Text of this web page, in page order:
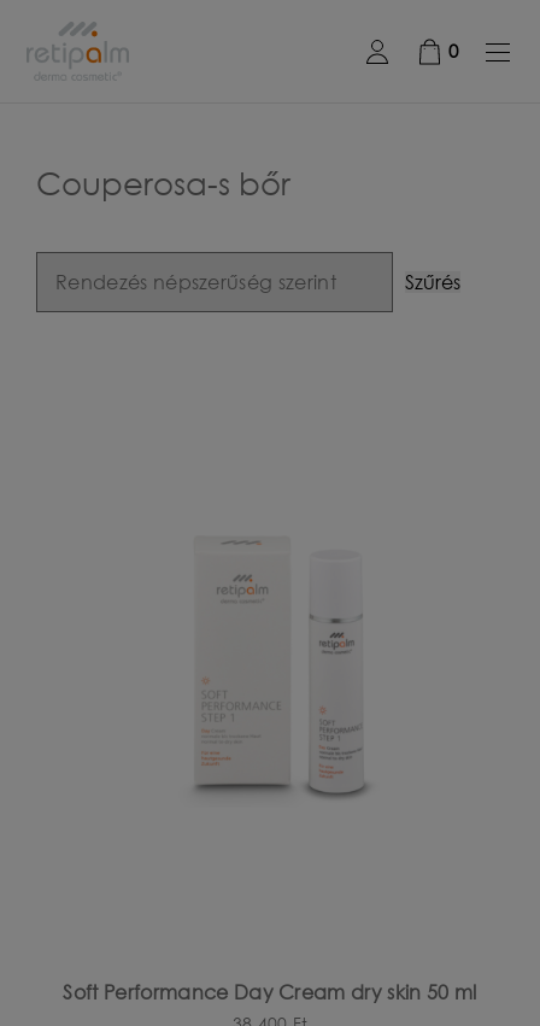
0
Couperosa-s bőr
Szűrés
Soft Performance Day Cream dry skin 50 ml